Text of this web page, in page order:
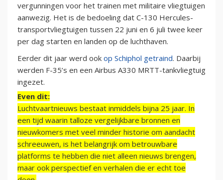
vergunningen voor het trainen met militaire vliegtuigen
aanwezig. Het is de bedoeling dat C-130 Hercules-
transportvliegtuigen tussen 22 juni en 6 juli twee keer
per dag starten en landen op de luchthaven.
Eerder dit jaar werd ook op Schiphol getraind. Daarbij
werden F-35’s en een Airbus A330 MRTT-tankvliegtuig
ingezet.
Even dit:
Luchtvaartnieuws bestaat inmiddels bijna 25 jaar. In
een tijd waarin talloze vergelijkbare bronnen en
nieuwkomers met veel minder historie om aandacht
schreeuwen, is het belangrijk om betrouwbare
platforms te hebben die niet alleen nieuws brengen,
maar ook perspectief en verhalen die er echt toe